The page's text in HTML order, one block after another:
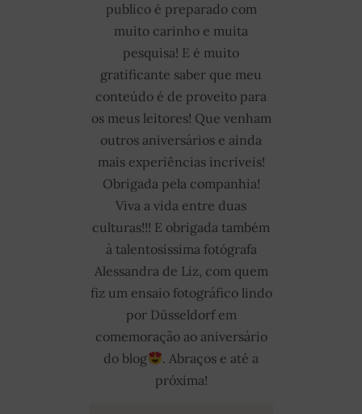
publico é preparado com
muito carinho e muita
pesquisa! E é muito
gratificante saber que meu
conteúdo é de proveito para
os meus leitores! Que venham
outros aniversários e ainda
mais experiências incríveis!
Obrigada pela companhia!
Viva a vida entre duas
culturas!!! E obrigada também
à talentosíssima fotógrafa
Alessandra de Liz, com quem
fiz um ensaio fotográfico lindo
por Düsseldorf em
comemoração ao aniversário
do blog
. Abraços e até a
próxima!